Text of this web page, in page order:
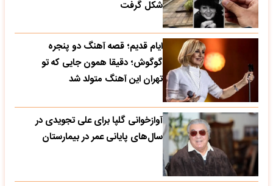
شکل گرفت
ایام قدیم؛ قصه آهنگ دو پنجره
گوگوش؛ دقیقا همون جایی که تو
تهران این آهنگ متولد شد
آوازخوانی گلپا برای علی تجویدی در
سال‌های پایانی عمر در بیمارستان